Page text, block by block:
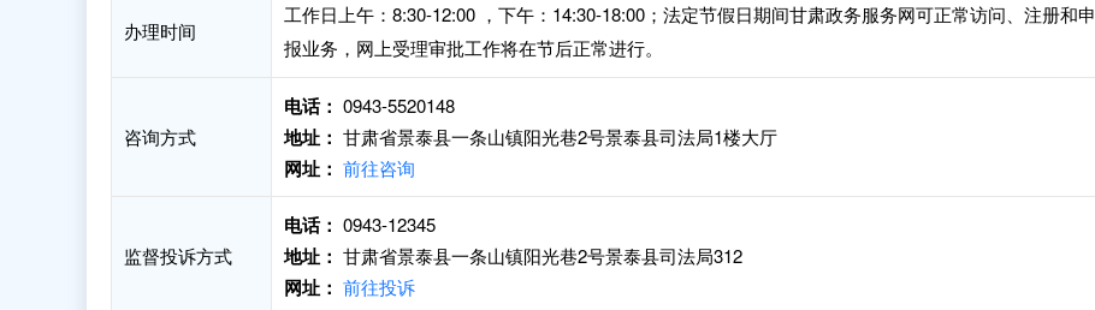
办理时间
工作日上午：8:30-12:00 ，下午：14:30-18:00；法定节假日期间甘肃政务服务网可正常访问、注册和申
报业务，网上受理审批工作将在节后正常进行。
咨询方式
电话： 0943-5520148
地址： 甘肃省景泰县一条山镇阳光巷2号景泰县司法局1楼大厅
网址： 前往咨询
监督投诉方式
电话： 0943-12345
地址： 甘肃省景泰县一条山镇阳光巷2号景泰县司法局312
网址： 前往投诉